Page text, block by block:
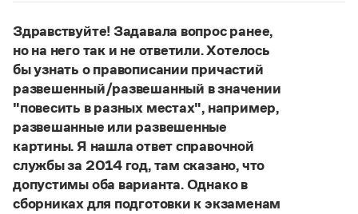
Справочники
Правила русской орфографии и пунктуации
Русский язык. Краткий теоретический курс
для школьников
Письмовник
Справочник по пунктуации
Словарь-справочник трудностей
Справочник по фразеологии
Управление в русском языке
Словарь методических терминов
Правила русской орфографии и пунктуации
Здравствуйте! Задавала вопрос ранее,
но на него так и не ответили. Хотелось
бы узнать о правописании причастий
развешенный/развешанный в значении
"повесить в разных местах", например,
развешанные или развешенные
картины. Я нашла ответ справочной
службы за 2014 год, там сказано, что
допустимы оба варианта. Однако в
сборниках для подготовки к экзаменам